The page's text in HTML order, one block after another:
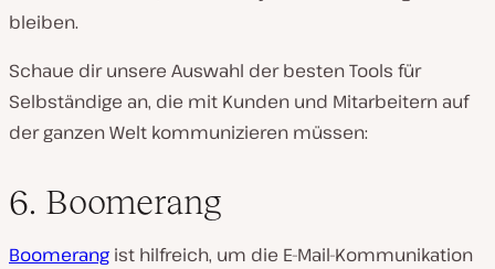
bleiben.
Schaue dir unsere Auswahl der besten Tools für
Selbständige an, die mit Kunden und Mitarbeitern auf
der ganzen Welt kommunizieren müssen:
6. Boomerang
Boomerang ist hilfreich, um die E-Mail-Kommunikation